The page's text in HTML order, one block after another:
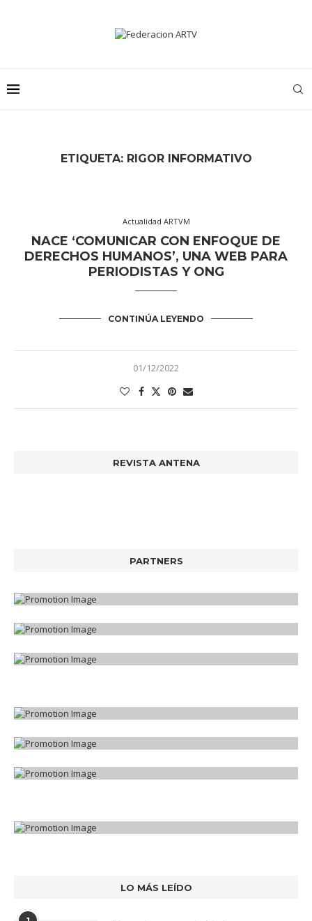
ETIQUETA: RIGOR INFORMATIVO
Actualidad ARTVM
NACE ‘COMUNICAR CON ENFOQUE DE
DERECHOS HUMANOS’, UNA WEB PARA
PERIODISTAS Y ONG
CONTINÚA LEYENDO
01/12/2022
REVISTA ANTENA
PARTNERS
LO MÁS LEÍDO